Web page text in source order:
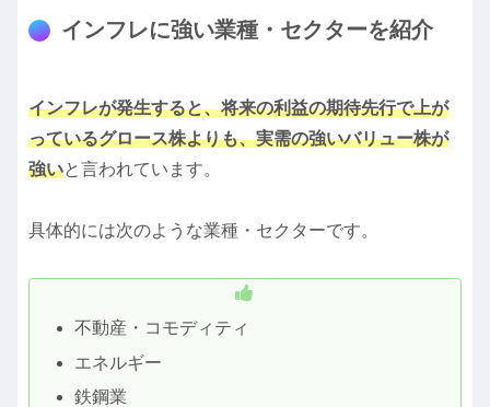
インフレに強い業種・セクターを紹介
インフレが発生すると、将来の利益の期待先行で上が
っているグロース株よりも、実需の強いバリュー株が
強いと言われています。
具体的には次のような業種・セクターです。
不動産・コモディティ
エネルギー
鉄鋼業